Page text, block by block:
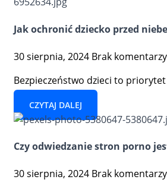
Jak ochronić dziecko przed
30 sierpnia, 2024 Brak komentarzy
Bezpieczeństwo dzieci to
CZYTAJ DALEJ
Czy odwiedzanie stron porno
30 sierpnia, 2024 Brak komentarzy